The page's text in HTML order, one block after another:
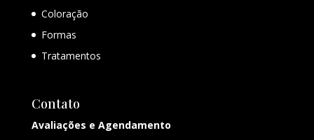
Coloração
Formas
Tratamentos
Contato
Avaliações e Agendamento